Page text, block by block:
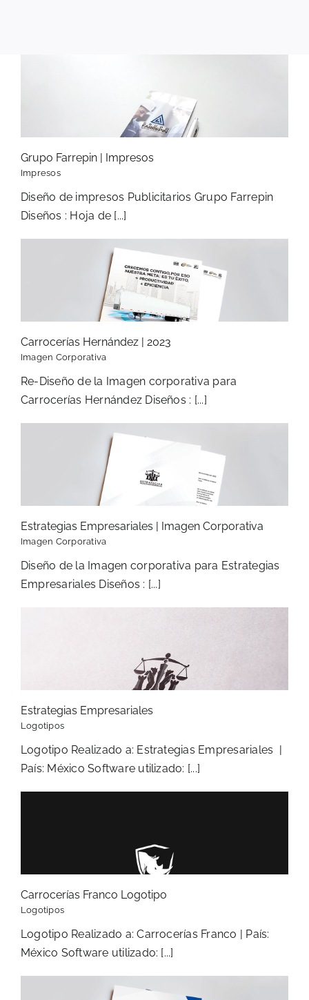
Grupo Farrepin | Impresos
Impresos
Diseño de impresos Publicitarios Grupo Farrepin
Diseños : Hoja de [...]
Carrocerías Hernández | 2023
Imagen Corporativa
Re-Diseño de la Imagen corporativa para
Carrocerías Hernández Diseños : [...]
Estrategias Empresariales | Imagen Corporativa
Imagen Corporativa
Diseño de la Imagen corporativa para Estrategias
Empresariales Diseños : [...]
Estrategias Empresariales
Logotipos
Logotipo Realizado a: Estrategias Empresariales |
País: México Software utilizado: [...]
Carrocerías Franco Logotipo
Logotipos
Logotipo Realizado a: Carrocerías Franco | País:
México Software utilizado: [...]